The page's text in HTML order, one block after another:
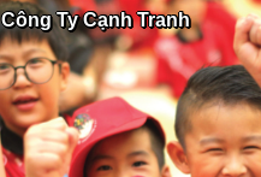
Công Ty Cạnh Tranh